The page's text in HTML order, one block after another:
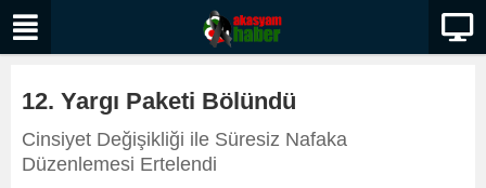
12. Yargı Paketi Bölündü
Cinsiyet Değişikliği ile Süresiz Nafaka
Düzenlemesi Ertelendi